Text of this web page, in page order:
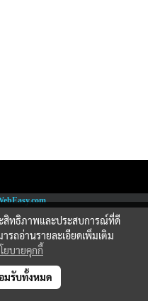
ะสิทธิภาพและประสบการณ์ที่ดี
รถอ่านรายละเอียดเพิ่มเติม
ยบายคุกกี้
มรับทั้งหมด